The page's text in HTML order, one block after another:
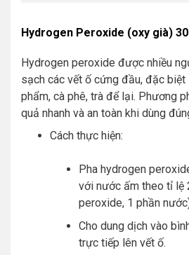
Hydrogen Peroxide (oxy già)
Hydrogen peroxide được nhiều
sạch các vết ố cứng đầu, đặc
phẩm, cà phê, trà để lại. Phương
quả nhanh và an toàn khi dùng
Cách thực hiện:
Pha hydrogen
với nước ấm theo tỉ lệ
peroxide, 1 phần
Cho dung dịch vào
trực tiếp lên vết ố.